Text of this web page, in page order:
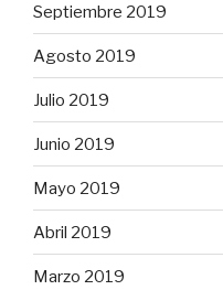
Septiembre 2019
Agosto 2019
Julio 2019
Junio 2019
Mayo 2019
Abril 2019
Marzo 2019